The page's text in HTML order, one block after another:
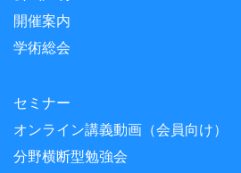
開催案内
学術総会
セミナー
オンライン講義動画（会員向け）
分野横断型勉強会